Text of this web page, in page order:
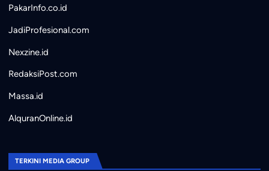
PakarInfo.co.id
JadiProfesional.com
Nexzine.id
RedaksiPost.com
Massa.id
AlquranOnline.id
TERKINI MEDIA GROUP